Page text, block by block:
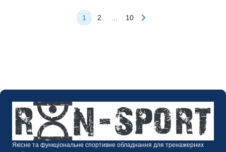
1 2 ... 10
Якісне та функціональне спортивне обладнання для тренажерних